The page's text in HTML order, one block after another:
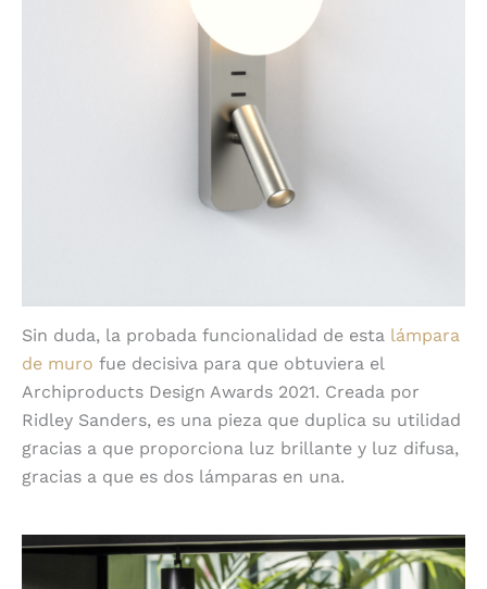
Sin duda, la probada funcionalidad de esta lámpara
de muro fue decisiva para que obtuviera el
Archiproducts Design Awards 2021. Creada por
Ridley Sanders, es una pieza que duplica su utilidad
gracias a que proporciona luz brillante y luz difusa,
gracias a que es dos lámparas en una.